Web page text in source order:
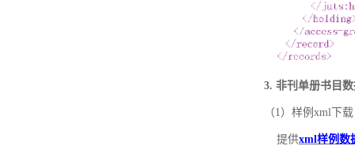
3. 非刊单册书目
（1）样例xml下载
提供xml样例数